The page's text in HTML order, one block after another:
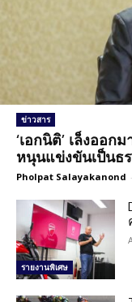
ข่าวสาร
‘เอกนิติ’ เล็งออ
หนุนแข่งขันเป็นธ
Pholpat Salayakanond -
รายงานพิเศษ